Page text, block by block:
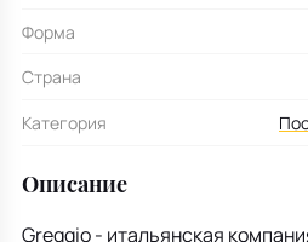
Форма
Страна
Категория
Описание
Greggio - итальянская